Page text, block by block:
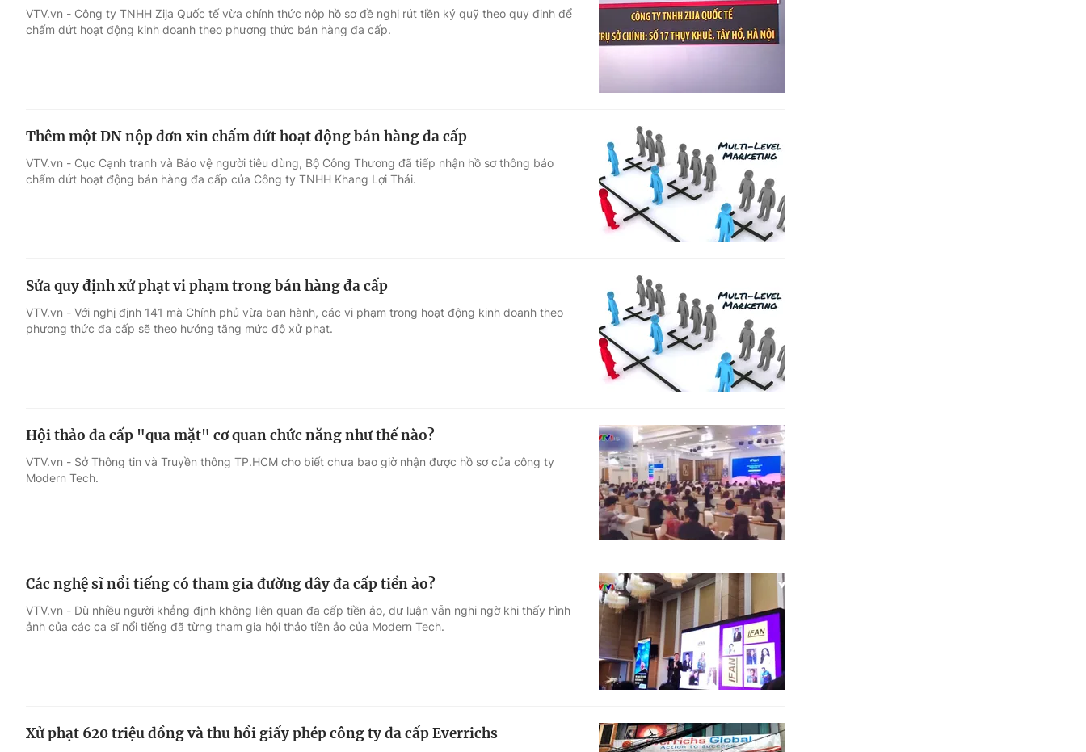
VTV.vn - Công ty TNHH Zija Quốc tế vừa chính thức nộp hồ sơ đề nghị rút tiền ký quỹ theo quy định để
chấm dứt hoạt động kinh doanh theo phương thức bán hàng đa cấp.
Thêm một DN nộp đơn xin chấm dứt hoạt động bán hàng đa cấp
VTV.vn - Cục Cạnh tranh và Bảo vệ người tiêu dùng, Bộ Công Thương đã tiếp nhận hồ sơ thông báo
chấm dứt hoạt động bán hàng đa cấp của Công ty TNHH Khang Lợi Thái.
Sửa quy định xử phạt vi phạm trong bán hàng đa cấp
VTV.vn - Với nghị định 141 mà Chính phủ vừa ban hành, các vi phạm trong hoạt động kinh doanh theo
phương thức đa cấp sẽ theo hướng tăng mức độ xử phạt.
Hội thảo đa cấp "qua mặt" cơ quan chức năng như thế nào?
VTV.vn - Sở Thông tin và Truyền thông TP.HCM cho biết chưa bao giờ nhận được hồ sơ của công ty
Modern Tech.
Các nghệ sĩ nổi tiếng có tham gia đường dây đa cấp tiền ảo?
VTV.vn - Dù nhiều người khẳng định không liên quan đa cấp tiền ảo, dư luận vẫn nghi ngờ khi thấy hình
ảnh của các ca sĩ nổi tiếng đã từng tham gia hội thảo tiền ảo của Modern Tech.
Xử phạt 620 triệu đồng và thu hồi giấy phép công ty đa cấp Everrichs